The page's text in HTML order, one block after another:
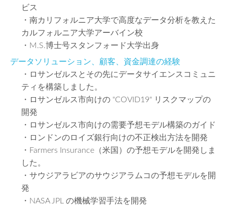
ビス
・南カリフォルニア大学で高度なデータ分析を教えた
カルフォルニア大学アーバイン校
・M.S.博士号スタンフォード大学出身
データソリューション、顧客、資金調達の経験
・ロサンゼルスとその先にデータサイエンスコミュニ
ティを構築しました。
・ロサンゼルス市向けの "COVID19" リスクマップの
開発
・ロサンゼルス市向けの需要予想モデル構築のガイド
・ロンドンのロイズ銀行向けの不正検出方法を開発
・Farmers Insurance（米国）の予想モデルを開発しま
した。
・サウジアラビアのサウジアラムコの予想モデルを開
発
・NASA JPL の機械学習手法を開発